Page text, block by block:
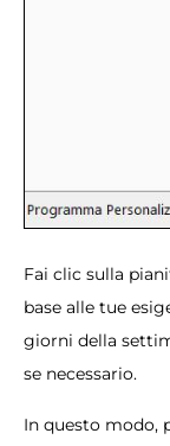
Fai clic sulla
base alle tue
giorni della
se necessario.
In questo modo,